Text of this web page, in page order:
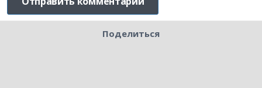
Поделиться